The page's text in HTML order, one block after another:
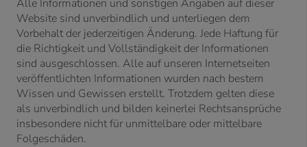
Alle Informationen und sonstigen Angaben auf dieser
Website sind unverbindlich und unterliegen dem
Vorbehalt der jederzeitigen Änderung. Jede Haftung für
die Richtigkeit und Vollständigkeit der Informationen
sind ausgeschlossen. Alle auf unseren Internetseiten
veröffentlichten Informationen wurden nach bestem
Wissen und Gewissen erstellt. Trotzdem gelten diese
als unverbindlich und bilden keinerlei Rechtsansprüche
insbesondere nicht für unmittelbare oder mittelbare
Folgeschäden.